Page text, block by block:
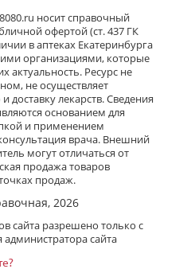
носит справочный
офертой (ст. 437 ГК
в аптеках Екатеринбурга
организациями, которые
актуальность. Ресурс не
не осуществляет
доставку лекарств. Сведения
основанием для
и применением
врача. Внешний
могут отличаться от
продажа товаров
продаж.
2026
сайта разрешено только с
сайта